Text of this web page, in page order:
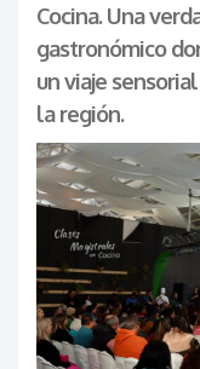
Cocina. Una
gastronómico
un viaje
la región.